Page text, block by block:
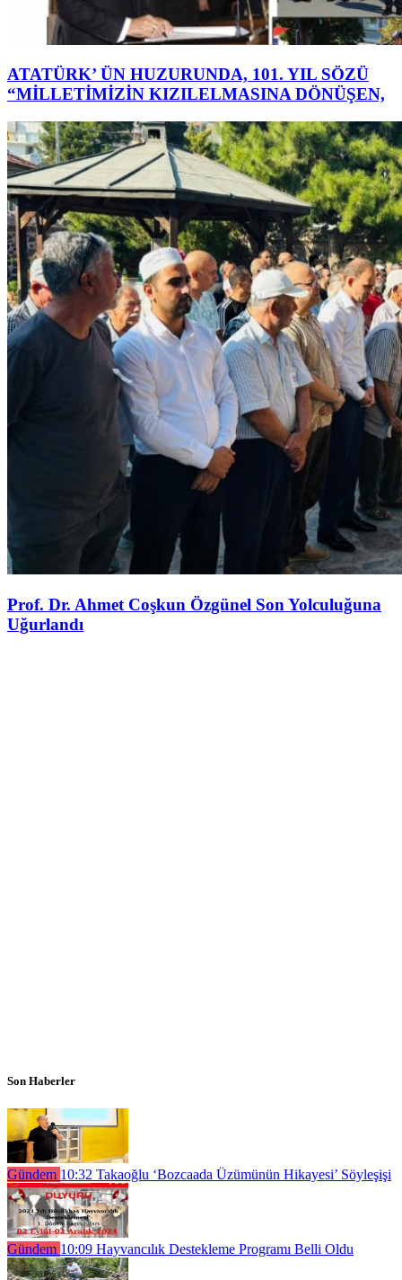
ATATÜRK’ ÜN HUZURUNDA, 101. YIL SÖZÜ
“MİLLETİMİZİN KIZILELMASINA DÖNÜŞEN,
Prof. Dr. Ahmet Coşkun Özgünel Son Yolculuğuna
Uğurlandı
Son Haberler
Gündem 10:32 Takaoğlu ‘Bozcaada Üzümünün Hikayesi’ Söyleşişi
Gündem 10:09 Hayvancılık Destekleme Programı Belli Oldu